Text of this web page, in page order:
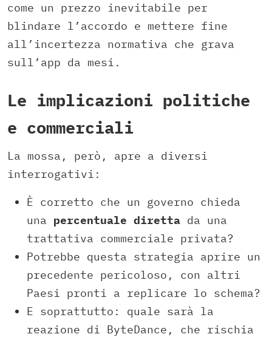
come un prezzo inevitabile per
blindare l’accordo e mettere fine
all’incertezza normativa che grava
sull’app da mesi.
Le implicazioni politiche
e commerciali
La mossa, però, apre a diversi
interrogativi:
È corretto che un governo chieda
una percentuale diretta da una
trattativa commerciale privata?
Potrebbe questa strategia aprire un
precedente pericoloso, con altri
Paesi pronti a replicare lo schema?
E soprattutto: quale sarà la
reazione di ByteDance, che rischia